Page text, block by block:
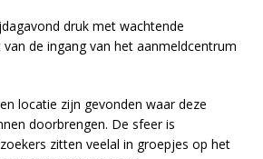
druk met wachtende
de ingang van het aanmeldcentrum
locatie zijn gevonden waar deze
doorbrengen. De sfeer is
zitten veelal in groepjes op het